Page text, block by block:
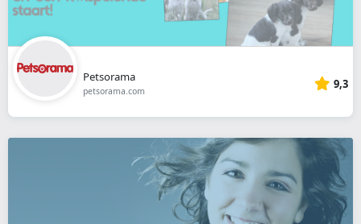
Petsorama
petsorama.com 9,3